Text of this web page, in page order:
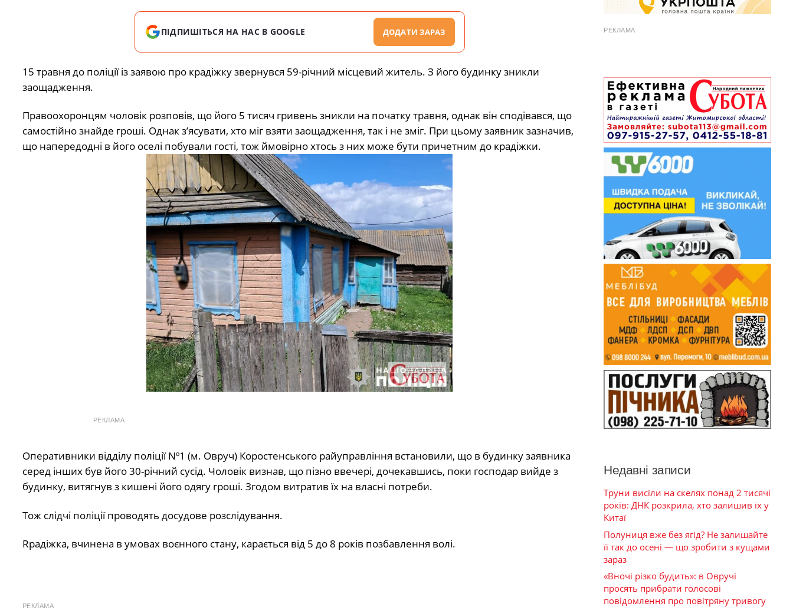
ПІДПИШІТЬСЯ НА НАС В GOOGLE ДОДАТИ ЗАРАЗ
15 травня до поліції із заявою про крадіжку звернувся 59-річний місцевий житель. З його будинку зникли
заощадження.
Правоохоронцям чоловік розповів, що його 5 тисяч гривень зникли на початку травня, однак він сподівався, що
самостійно знайде гроші. Однак з’ясувати, хто міг взяти заощадження, так і не зміг. При цьому заявник зазначив,
що напередодні в його оселі побували гості, тож ймовірно хтось з них може бути причетним до крадіжки.
РЕКЛАМА
Оперативники відділу поліції Nº1 (м. Овруч) Коростенського райуправління встановили, що в будинку заявника
серед інших був його 30-річний сусід. Чоловік визнав, що пізно ввечері, дочекавшись, поки господар вийде з
будинку, витягнув з кишені його одягу гроші. Згодом витратив їх на власні потреби.
Тож слідчі поліції проводять досудове розслідування.
Rрадіжка, вчинена в умовах воєнного стану, карається від 5 до 8 років позбавлення волі.
РЕКЛАМА
РЕКЛАМА
Недавні записи
Труни висіли на скелях понад 2 тисячі
років: ДНК розкрила, хто залишив їх у
Китаї
Полуниця вже без ягід? Не залишайте
її так до осені — що зробити з кущами
зараз
«Вночі різко будить»: в Овручі
просять прибрати голосові
повідомлення про повітряну тривогу